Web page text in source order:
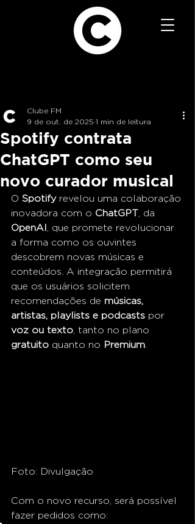
Spotify contrata
ChatGPT como seu
novo curador musical
Clube FM
9 de out. de 2025 1 min de leitura
O Spotify revelou uma colaboração
inovadora com o ChatGPT , da
OpenAI , que promete revolucionar
a forma como os ouvintes
descobrem novas músicas e
conteúdos. A integração permitirá
que os usuários solicitem
recomendações de músicas,
artistas, playlists e podcasts por
voz ou texto , tanto no plano
gratuito quanto no Premium
Foto: Divulgação
Com o novo recurso, será possível
fazer pedidos como: